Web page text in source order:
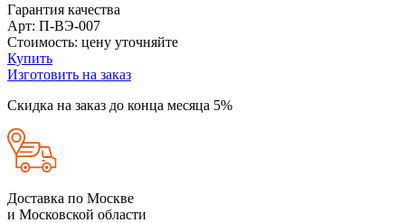
Гарантия качества
Арт: П-ВЭ-007
Стоимость: цену уточняйте
Купить
Изготовить на заказ
Скидка на заказ до конца месяца 5%
Доставка по Москве
и Московской области